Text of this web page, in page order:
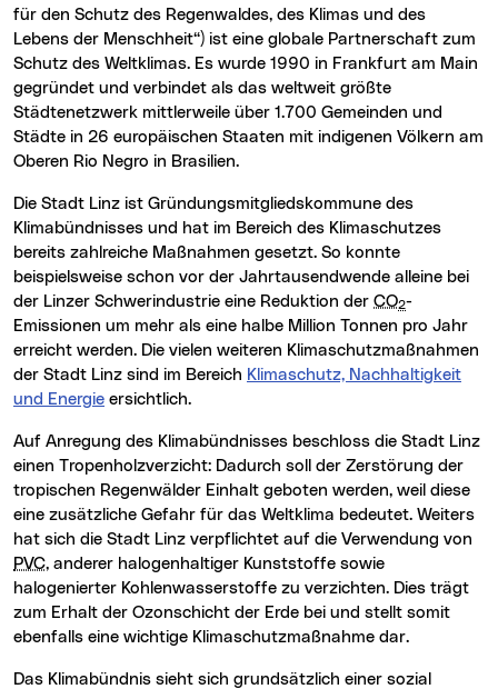
für den Schutz des Regenwaldes, des Klimas und des
Lebens der Menschheit“) ist eine globale Partnerschaft zum
Schutz des Weltklimas. Es wurde 1990 in Frankfurt am Main
gegründet und verbindet als das weltweit größte
Städtenetzwerk mittlerweile über 1.700 Gemeinden und
Städte in 26 europäischen Staaten mit indigenen Völkern am
Oberen Rio Negro in Brasilien.
Die Stadt Linz ist Gründungsmitgliedskommune des
Klimabündnisses und hat im Bereich des Klimaschutzes
bereits zahlreiche Maßnahmen gesetzt. So konnte
beispielsweise schon vor der Jahrtausendwende alleine bei
der Linzer Schwerindustrie eine Reduktion der CO2-
Emissionen um mehr als eine halbe Million Tonnen pro Jahr
erreicht werden. Die vielen weiteren Klimaschutzmaßnahmen
der Stadt Linz sind im Bereich Klimaschutz, Nachhaltigkeit
und Energie ersichtlich.
Auf Anregung des Klimabündnisses beschloss die Stadt Linz
einen Tropenholzverzicht: Dadurch soll der Zerstörung der
tropischen Regenwälder Einhalt geboten werden, weil diese
eine zusätzliche Gefahr für das Weltklima bedeutet. Weiters
hat sich die Stadt Linz verpflichtet auf die Verwendung von
PVC, anderer halogenhaltiger Kunststoffe sowie
halogenierter Kohlenwasserstoffe zu verzichten. Dies trägt
zum Erhalt der Ozonschicht der Erde bei und stellt somit
ebenfalls eine wichtige Klimaschutzmaßnahme dar.
Das Klimabündnis sieht sich grundsätzlich einer sozial